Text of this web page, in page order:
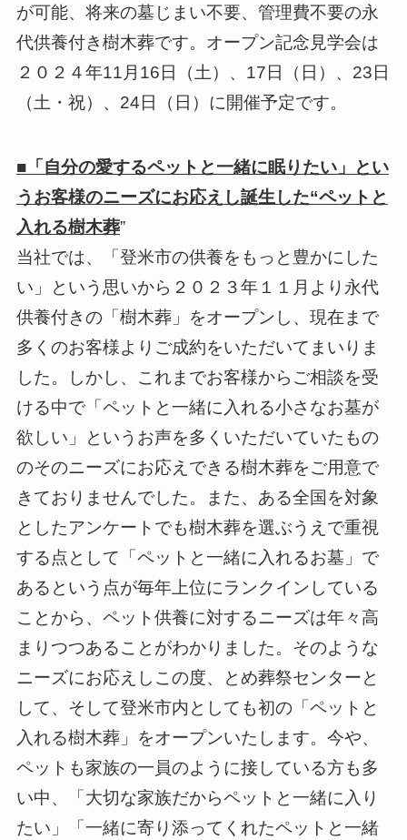
が可能、将来の墓じまい不要、管理費不要の永
代供養付き樹木葬です。オープン記念見学会は
２０２４年11月16日（土）、17日（日）、23日
（土・祝）、24日（日）に開催予定です。
■「自分の愛するペットと一緒に眠りたい」とい
うお客様のニーズにお応えし誕生した“ペットと
入れる樹木葬”
当社では、「登米市の供養をもっと豊かにした
い」という思いから２０２３年１１月より永代
供養付きの「樹木葬」をオープンし、現在まで
多くのお客様よりご成約をいただいてまいりま
した。しかし、これまでお客様からご相談を受
ける中で「ペットと一緒に入れる小さなお墓が
欲しい」というお声を多くいただいていたもの
のそのニーズにお応えできる樹木葬をご用意で
きておりませんでした。また、ある全国を対象
としたアンケートでも樹木葬を選ぶうえで重視
する点として「ペットと一緒に入れるお墓」で
あるという点が毎年上位にランクインしている
ことから、ペット供養に対するニーズは年々高
まりつつあることがわかりました。そのような
ニーズにお応えしこの度、とめ葬祭センターと
して、そして登米市内としても初の「ペットと
入れる樹木葬」をオープンいたします。今や、
ペットも家族の一員のように接している方も多
い中、「大切な家族だからペットと一緒に入り
たい」「一緒に寄り添ってくれたペットと一緒